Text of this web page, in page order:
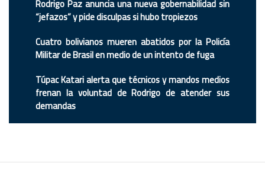
Rodrigo Paz anuncia una nueva gobernabilidad sin
“jefazos” y pide disculpas si hubo tropiezos
Cuatro bolivianos mueren abatidos por la Policía
Militar de Brasil en medio de un intento de fuga
Túpac Katari alerta que técnicos y mandos medios
frenan la voluntad de Rodrigo de atender sus
demandas